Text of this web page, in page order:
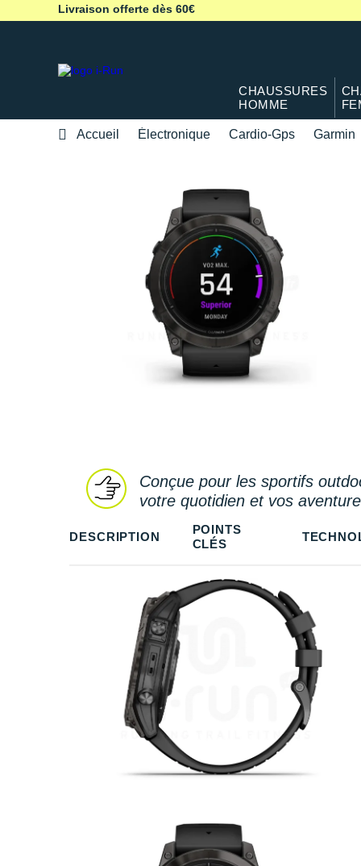
Livraison offerte dès 60€
CHAUSSURES
HOMME
Accueil Électronique Cardio-Gps Garmin
Conçue pour les sportifs
votre quotidien et vos
DESCRIPTION
POINTS
CLÉS